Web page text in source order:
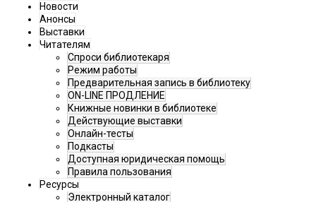
Новости
Анонсы
Выставки
Читателям
Спроси библиотекаря
Режим работы
Предварительная запись в библиотеку
ON-LINE ПРОДЛЕНИЕ
Книжные новинки в библиотеке
Действующие выставки
Онлайн-тесты
Подкасты
Доступная юридическая помощь
Правила пользования
Ресурсы
Электронный каталог